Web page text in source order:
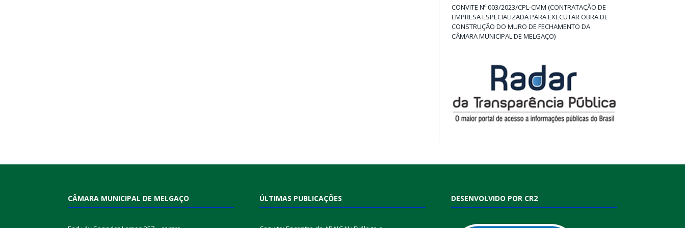
CONVITE Nº 003/2023/CPL-CMM (CONTRATAÇÃO DE
EMPRESA ESPECIALIZADA PARA EXECUTAR OBRA DE
CONSTRUÇÃO DO MURO DE FECHAMENTO DA
CÂMARA MUNICIPAL DE MELGAÇO)
CÂMARA MUNICIPAL DE MELGAÇO ÚLTIMAS PUBLICAÇÕES DESENVOLVIDO POR CR2